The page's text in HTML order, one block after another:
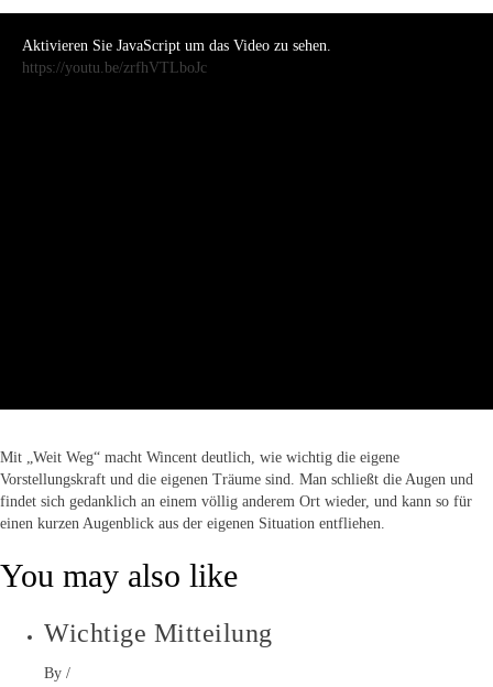
Aktivieren Sie JavaScript um das Video zu sehen.
https://youtu.be/zrfhVTLboJc
Mit „Weit Weg“ macht Wincent deutlich, wie wichtig die eigene
Vorstellungskraft und die eigenen Träume sind. Man schließt die Augen und
findet sich gedanklich an einem völlig anderem Ort wieder, und kann so für
einen kurzen Augenblick aus der eigenen Situation entfliehen.
You may also like
Wichtige Mitteilung
By /